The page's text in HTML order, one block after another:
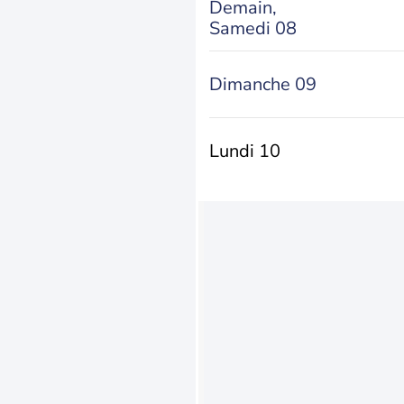
Demain,
Samedi 08
Dimanche 09
Lundi 10